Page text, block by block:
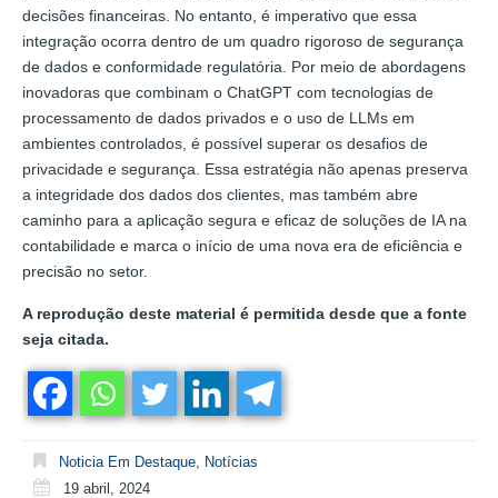
decisões financeiras. No entanto, é imperativo que essa
integração ocorra dentro de um quadro rigoroso de segurança
de dados e conformidade regulatória. Por meio de abordagens
inovadoras que combinam o ChatGPT com tecnologias de
processamento de dados privados e o uso de LLMs em
ambientes controlados, é possível superar os desafios de
privacidade e segurança. Essa estratégia não apenas preserva
a integridade dos dados dos clientes, mas também abre
caminho para a aplicação segura e eficaz de soluções de IA na
contabilidade e marca o início de uma nova era de eficiência e
precisão no setor.
A reprodução deste material é permitida desde que a fonte
seja citada.
Noticia Em Destaque, Notícias
19 abril, 2024